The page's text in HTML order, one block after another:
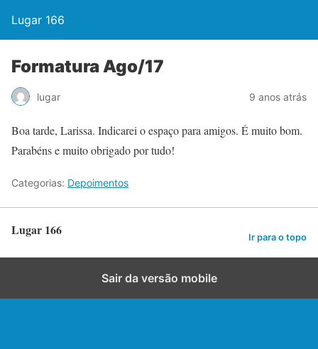
Lugar 166
Formatura Ago/17
lugar 9 anos atrás
Boa tarde, Larissa. Indicarei o espaço para amigos. É muito bom.
Parabéns e muito obrigado por tudo!
Categorias: Depoimentos
Lugar 166 Ir para o topo
Sair da versão mobile